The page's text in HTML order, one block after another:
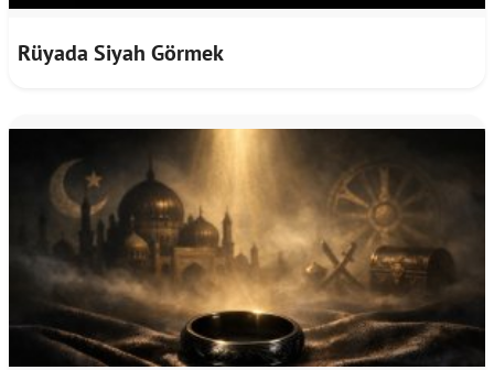
Rüyada Siyah Görmek